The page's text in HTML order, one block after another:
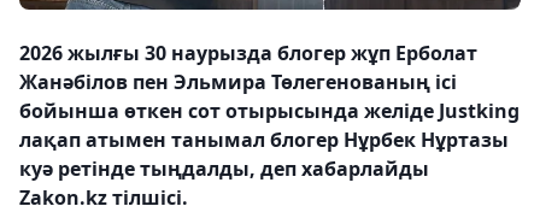
2026 жылғы 30 наурызда блогер жұп Ерболат
Жанәбілов пен Эльмира Төлегенованың ісі
бойынша өткен сот отырысында желіде Justking
лақап атымен танымал блогер Нұрбек Нұртазы
куә ретінде тыңдалды, деп хабарлайды
Zakon.kz тілшісі.